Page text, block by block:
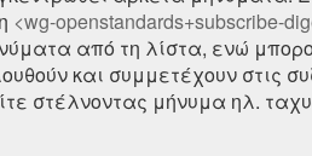
<wg-openstandards+subscribe-
από τη λίστα, ενώ
και συμμετέχουν στις
στέλνοντας μήνυμα ηλ.